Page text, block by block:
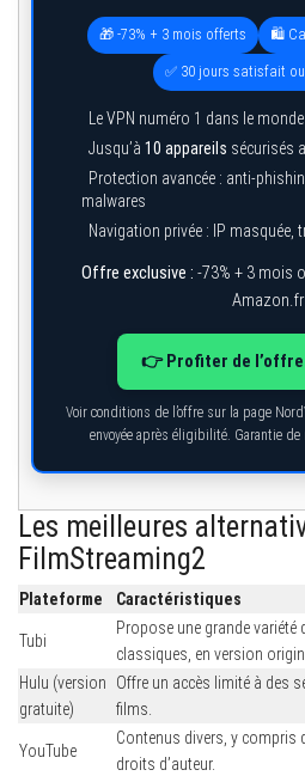
🎁 -73% + 3 mois offerts 🛍️
✅ 30 jours satisfait
Le VPN numéro 1 dans le monde
Jusqu’à 10 appareils sécurisés
Protection avancée : anti-
malwares
Navigation privée : IP masquée,
Offre exclusive : -73% + 3 mois
Amazon.fr
👉 Profiter de
Voir conditions de l’offre sur la page
envoyée après éligibilité. Garantie
Les meilleures
FilmStreaming2
Plateforme Caractéristiques
Tubi
Propose une grande
classiques, en version
Hulu (version
gratuite)
Offre un accès limité à des
films.
YouTube
Contenus divers, y compris
droits d’auteur.